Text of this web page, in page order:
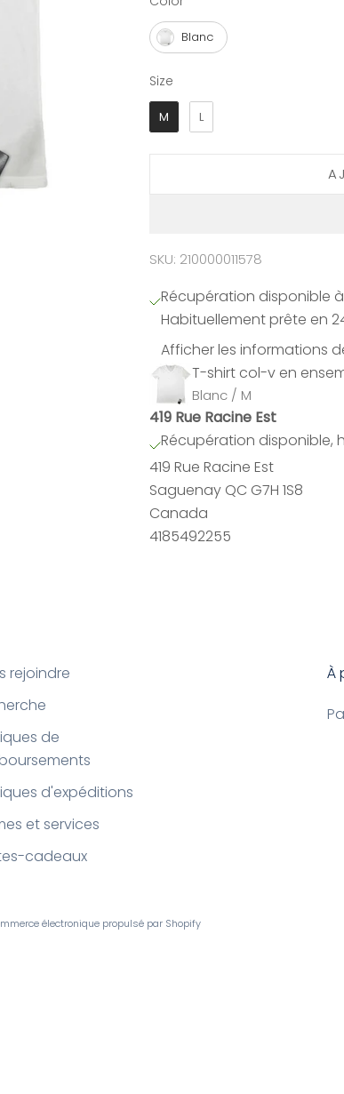
Blanc
Size
M L
SKU: 210000011578
Récupération disponible à
Habituellement prête en
Afficher les informations
T-shirt col-v en
Blanc / M
419 Rue Racine Est
Récupération disponible,
419 Rue Racine Est
Saguenay QC G7H 1S8
Canada
4185492255
rejoindre
de
d'expéditions
et services
cadeaux
À
électronique propulsé par Shopify